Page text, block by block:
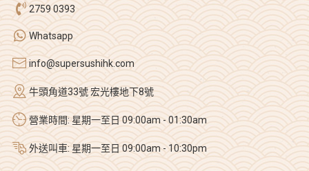
2759 0393
Whatsapp
info@supersushihk.com
牛頭角道33號 宏光樓地下8號
營業時間: 星期一至日 09:00am - 01:30am
外送叫車: 星期一至日 09:00am - 10:30pm